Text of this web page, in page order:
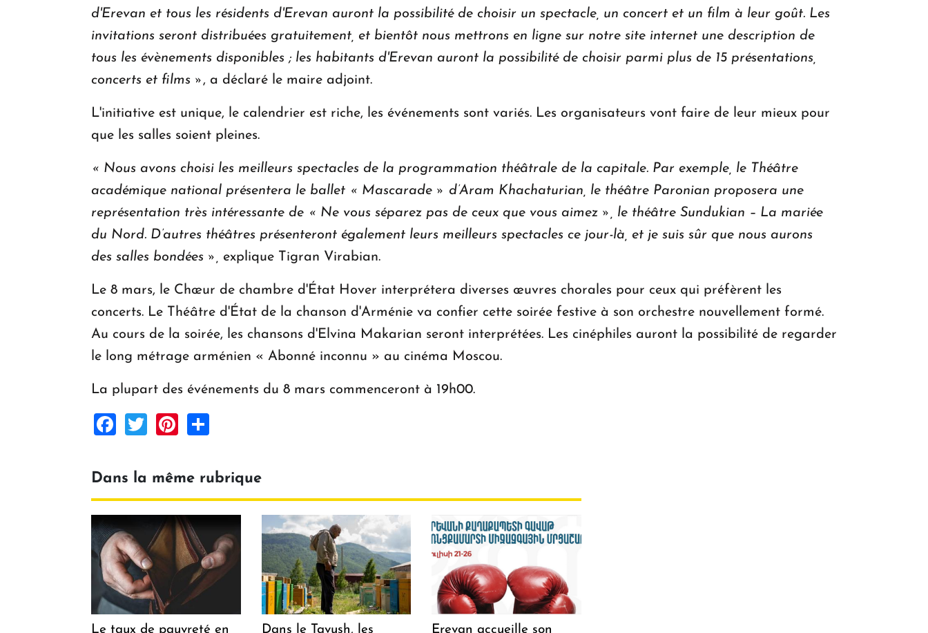
d'Erevan et tous les résidents d'Erevan auront la possibilité de choisir un spectacle, un concert et un film à leur goût. Les
invitations seront distribuées gratuitement, et bientôt nous mettrons en ligne sur notre site internet une description de
tous les évènements disponibles ; les habitants d'Erevan auront la possibilité de choisir parmi plus de 15 présentations,
concerts et films », a déclaré le maire adjoint.
L'initiative est unique, le calendrier est riche, les événements sont variés. Les organisateurs vont faire de leur mieux pour
que les salles soient pleines.
« Nous avons choisi les meilleurs spectacles de la programmation théâtrale de la capitale. Par exemple, le Théâtre
académique national présentera le ballet « Mascarade » d’Aram Khachaturian, le théâtre Paronian proposera une
représentation très intéressante de « Ne vous séparez pas de ceux que vous aimez », le théâtre Sundukian – La mariée
du Nord. D’autres théâtres présenteront également leurs meilleurs spectacles ce jour-là, et je suis sûr que nous aurons
des salles bondées », explique Tigran Virabian.
Le 8 mars, le Chœur de chambre d'État Hover interprétera diverses œuvres chorales pour ceux qui préfèrent les
concerts. Le Théâtre d'État de la chanson d'Arménie va confier cette soirée festive à son orchestre nouvellement formé.
Au cours de la soirée, les chansons d'Elvina Makarian seront interprétées. Les cinéphiles auront la possibilité de regarder
le long métrage arménien « Abonné inconnu » au cinéma Moscou.
La plupart des événements du 8 mars commenceront à 19h00.
Facebook
TwitterPinterest
Dans la même rubrique
Le taux de pauvreté en
Dans le Tavush, les
Erevan accueille son